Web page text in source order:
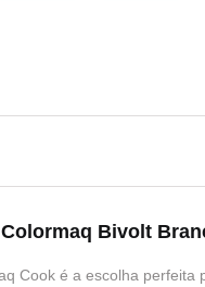
Bivolt
Cook é a escolha